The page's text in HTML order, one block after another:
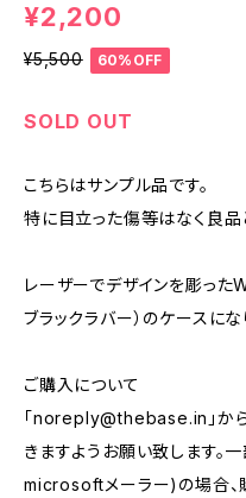
¥2,200
¥5,500 60%OFF
SOLD OUT
こちらはサンプル品です。
特に目立った傷等はなく良品
レーザーでデザインを彫った
ブラックラバー）のケースにな
ご購入について
「noreply@thebase.in 」
きますようお願い致します。
microsoftメーラー)の場合、